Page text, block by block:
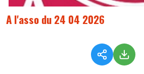
A l'asso du 24 04 2026